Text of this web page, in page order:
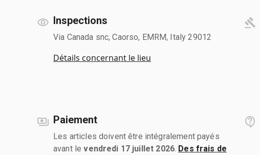
Inspections
Via Canada snc, Caorso, EMRM, Italy 29012
Détails concernant le lieu
Paiement
Les articles doivent être intégralement payés
avant levendredi 17 juillet 2026. Des frais de